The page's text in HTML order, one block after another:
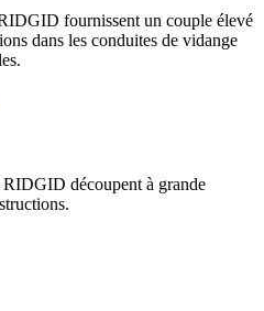
fournissent un couple élevé
dans les conduites de vidange
RIDGID découpent à grande